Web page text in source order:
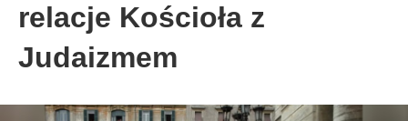
relacje Kościoła z
Judaizmem